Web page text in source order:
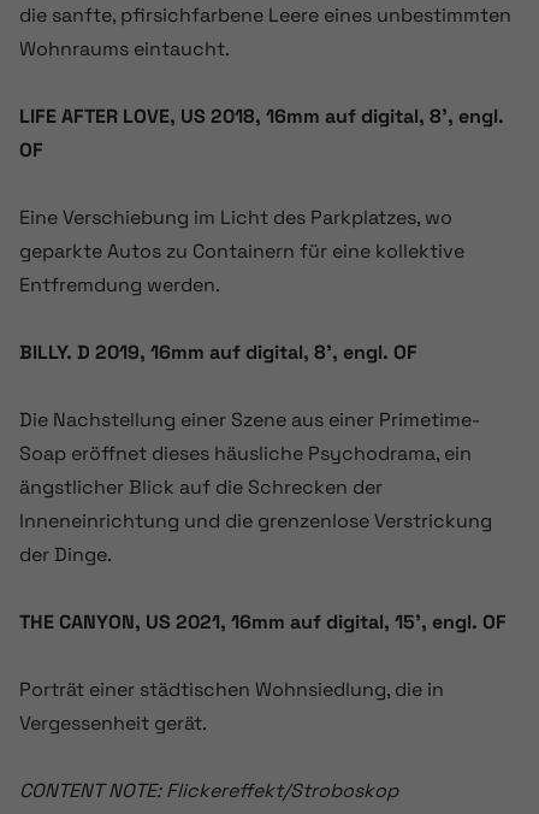
die sanfte, pfirsichfarbene Leere eines unbestimmten
Wohnraums eintaucht.
LIFE AFTER LOVE, US 2018, 16mm auf digital, 8’, engl.
OF
Eine Verschiebung im Licht des Parkplatzes, wo
geparkte Autos zu Containern für eine kollektive
Entfremdung werden.
BILLY. D 2019, 16mm auf digital, 8’, engl. OF
Die Nachstellung einer Szene aus einer Primetime-
Soap eröffnet dieses häusliche Psychodrama, ein
ängstlicher Blick auf die Schrecken der
Inneneinrichtung und die grenzenlose Verstrickung
der Dinge.
THE CANYON, US 2021, 16mm auf digital, 15’, engl. OF
Porträt einer städtischen Wohnsiedlung, die in
Vergessenheit gerät.
CONTENT NOTE: Flickereffekt/Stroboskop